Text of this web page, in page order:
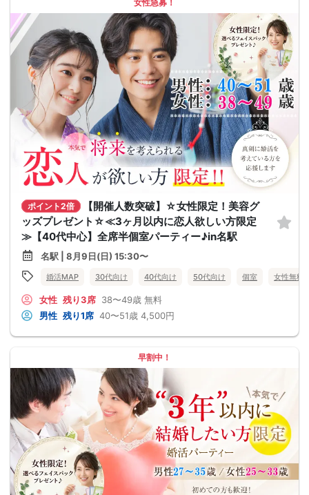
女性急募！
ポイント2倍
【開催人数突破】☆女性限定！美容グ
ッズプレゼント☆≪3ヶ月以内に恋人欲しい方限定
≫【40代中心】全席半個室パーティー♪in名駅
名駅 | 8月9日(日) 15:30〜
婚活MAP 30代向け 40代向け 50代向け 個室 女性無料
女性 残り3席 38〜49歳 無料
男性 残り1席 40〜51歳 4,500円
早割中！